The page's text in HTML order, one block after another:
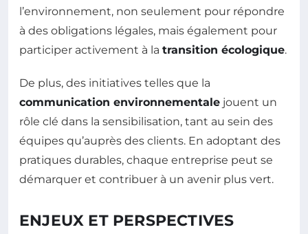
l’environnement, non seulement pour répondre
à des obligations légales, mais également pour
participer activement à la transition écologique.
De plus, des initiatives telles que la
communication environnementale jouent un
rôle clé dans la sensibilisation, tant au sein des
équipes qu’auprès des clients. En adoptant des
pratiques durables, chaque entreprise peut se
démarquer et contribuer à un avenir plus vert.
ENJEUX ET PERSPECTIVES